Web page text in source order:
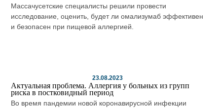
Массачусетские специалисты решили провести
исследование, оценить, будет ли омализумаб эффективен
и безопасен при пищевой аллергией.
23.08.2023
Актуальная проблема. Аллергия у больных из групп
риска в постковидный период
Во время пандемии новой коронавирусной инфекции